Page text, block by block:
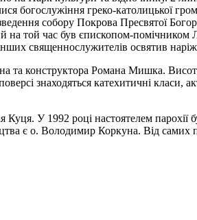
богослужіння греко-католицької
собору Покрова Пресвятої
той час був єпископом-помічником
священнослужителів освятив
та конструктора Романа Мишка.
знаходяться катехитичні класи,
У 1992 році настоятелем
є о. Володимир Коркуна. Від